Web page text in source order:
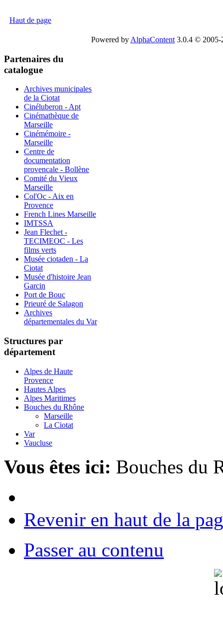
Haut de page
Powered by AlphaContent 3.0.4 © 2005-
Partenaires du
catalogue
Archives municipales
de la Ciotat
Cinéluberon - Apt
Cinémathèque de
Marseille
Cinémémoire -
Marseille
Centre de
documentation
provencale - Bollène
Comité du Vieux
Marseille
Col'Oc - Aix en
Provence
French Lines Marseille
IMTSSA
Jean Flechet -
TECIMEOC - Les
films verts
Musée ciotaden - La
Ciotat
Musée d'histoire Jean
Garcin
Port de Bouc
Prieuré de Salagon
Archives
départementales du Var
Structures par
département
Alpes de Haute
Provence
Hautes Alpes
Alpes Maritimes
Bouches du Rhône
Marseille
La Ciotat
Var
Vaucluse
Vous êtes ici: Bouches du
Revenir en haut de la
Passer au contenu